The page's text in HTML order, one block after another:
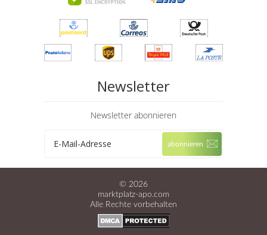
Newsletter
Newsletter abonnieren
© 2026
marktplatz-apo.com
Alle Rechte vorbehalten